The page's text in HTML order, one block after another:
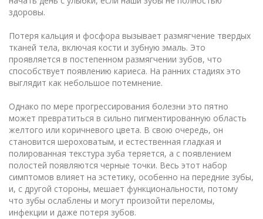
здоровы.
Потеря кальция и фосфора вызывает размягчение твердых
тканей тела, включая кости и зубную эмаль. Это
проявляется в постепенном размягчении зубов, что
способствует появлению кариеса. На ранних стадиях это
выглядит как небольшое потемнение.
Однако по мере прогрессирования болезни это пятно
может превратиться в сильно пигментированную область
желтого или коричневого цвета. В свою очередь, он
становится шероховатым, и естественная гладкая и
полированная текстура зуба теряется, а с появлением
полостей появляются черные точки. Весь этот набор
симптомов влияет на эстетику, особенно на передние зубы,
и, с другой стороны, мешает функциональности, потому
что зубы ослаблены и могут произойти переломы,
инфекции и даже потеря зубов.